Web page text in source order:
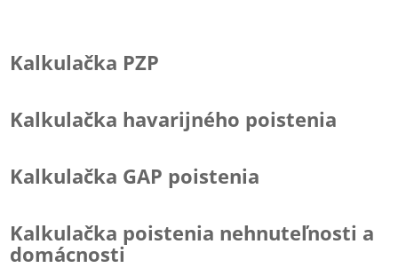
Kalkulačka PZP
Kalkulačka havarijného poistenia
Kalkulačka GAP poistenia
Kalkulačka poistenia nehnuteľnosti a
domácnosti